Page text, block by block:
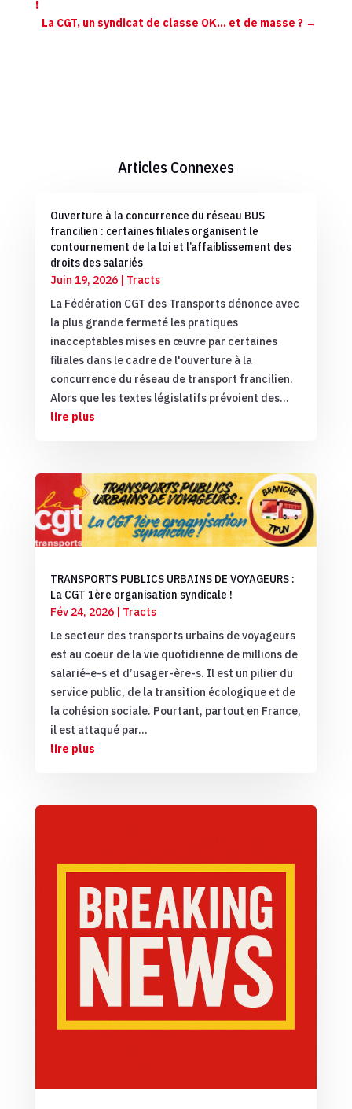
!
La CGT, un syndicat de classe OK... et de masse ? →
Articles Connexes
Ouverture à la concurrence du réseau BUS
francilien : certaines filiales organisent le
contournement de la loi et l’affaiblissement des
droits des salariés
Juin 19, 2026| Tracts
La Fédération CGT des Transports dénonce avec
la plus grande fermeté les pratiques
inacceptables mises en œuvre par certaines
filiales dans le cadre de l'ouverture à la
concurrence du réseau de transport francilien.
Alors que les textes législatifs prévoient des...
lire plus
TRANSPORTS PUBLICS URBAINS DE VOYAGEURS :
La CGT 1ère organisation syndicale !
Fév 24, 2026| Tracts
Le secteur des transports urbains de voyageurs
est au coeur de la vie quotidienne de millions de
salarié-e-s et d’usager-ère-s. Il est un pilier du
service public, de la transition écologique et de
la cohésion sociale. Pourtant, partout en France,
il est attaqué par...
lire plus